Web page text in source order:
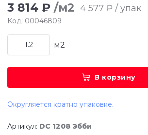
3 814 ₽ /м2 4 577 ₽ / упак
Код: 00046809
м2
В корзину
Округляется кратно упаковке.
Артикул: DC 1208 Эбби